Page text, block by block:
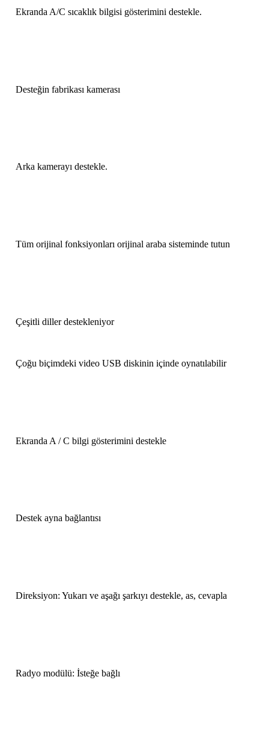
Ekranda A/C sıcaklık bilgisi gösterimini destekle.
Desteğin fabrikası kamerası
Arka kamerayı destekle.
Tüm orijinal fonksiyonları orijinal araba sisteminde tutun
Çeşitli diller destekleniyor
Çoğu biçimdeki video USB diskinin içinde oynatılabilir
Ekranda A / C bilgi gösterimini destekle
Destek ayna bağlantısı
Direksiyon: Yukarı ve aşağı şarkıyı destekle, as, cevapla
Radyo modülü: İsteğe bağlı